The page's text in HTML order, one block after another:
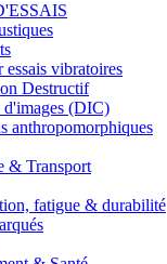
essais vibratoires
Destructif
d'images (DIC)
anthropomorphiques
& Transport
fatigue & durabilité